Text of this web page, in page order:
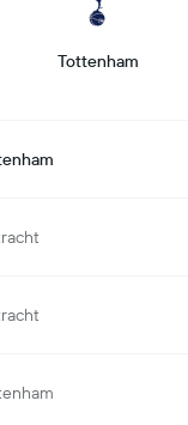
Tottenham